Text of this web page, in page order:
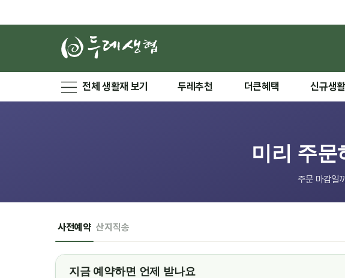
전체 생활재 보기 두레추천 더큰혜택 신규생
미리 주
주문 마감일
사전예약 산지직송
지금 예약하면 언제 받나요